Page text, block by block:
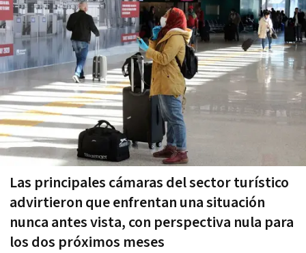
Las principales cámaras del sector turístico
advirtieron que enfrentan una situación
nunca antes vista, con perspectiva nula para
los dos próximos meses